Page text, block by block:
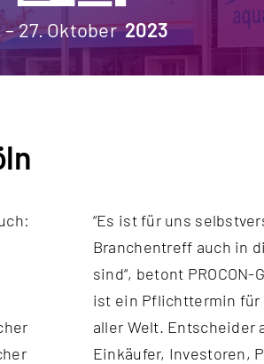
– 27. Oktober2023
“Es ist für uns
Branchentreff auch in
sind“, betont
ist ein Pflichttermin für
aller Welt. Entscheider
Einkäufer, Investoren,